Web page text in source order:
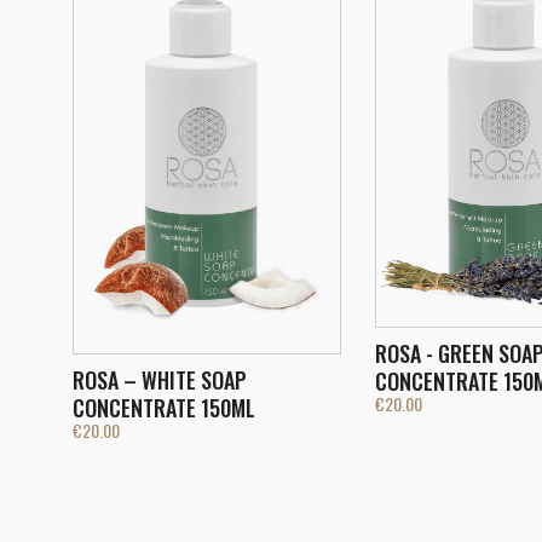
ROSA – WHITE SOAP
CONCENTRATE 150ML
€20.00
ROSA - GREEN
CONCENTRATE
€20.00